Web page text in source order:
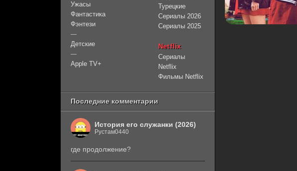
Ужасы
Фантастика
Фэнтези
—
Детские
—
Apple TV+
Турецкие
Сериалы 2026
Сериалы 2025
Netflix
Сериалы
Netflix
Фильмы Netflix
Последние комментарии
История его служанки (2026)
Рустам0440
где продолжение?